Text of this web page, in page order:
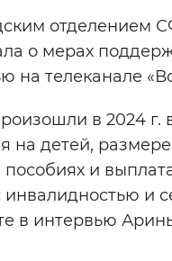
фон
отделением
о мерах
на телеканале
в 2024 г.
на детей, размере
и
и
в интервью